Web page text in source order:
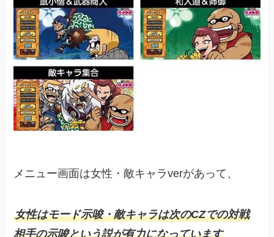
メニュー画面は女性・敵キャラverがあって、
女性はモード示唆・敵キャラは次のCZでの対戦
相手の示唆という説が有力になっています